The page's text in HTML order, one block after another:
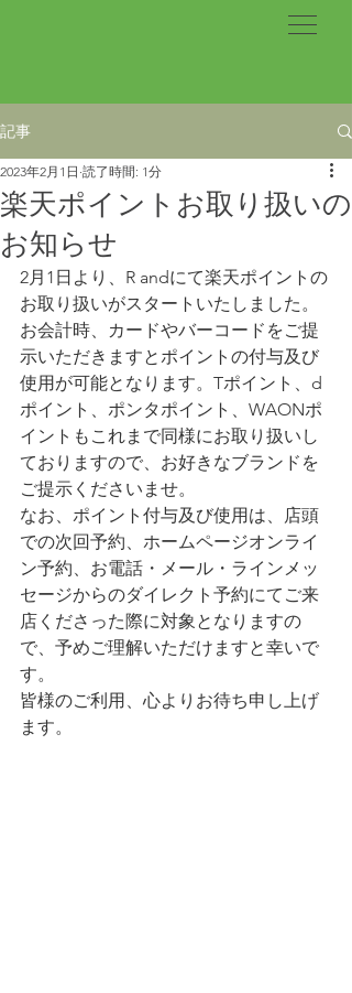
記事
楽天ポイントお取り扱いの
お知らせ
2023年2月1日 読了時間: 1分
2月1日より、R andにて楽天ポイントの
お取り扱いがスタートいたしました。
お会計時、カードやバーコードをご提
示いただきますとポイントの付与及び
使用が可能となります。Tポイント、d
ポイント、ポンタポイント、WAONポ
イントもこれまで同様にお取り扱いし
ておりますので、お好きなブランドを
ご提示くださいませ。
なお、ポイント付与及び使用は、店頭
での次回予約、ホームページオンライ
ン予約、お電話・メール・ラインメッ
セージからのダイレクト予約にてご来
店くださった際に対象となりますの
で、予めご理解いただけますと幸いで
す。
皆様のご利用、心よりお待ち申し上げ
ます。